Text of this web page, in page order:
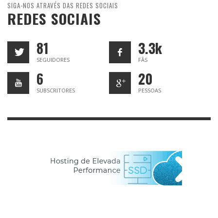
SIGA-NOS ATRAVÉS DAS REDES SOCIAIS
REDES SOCIAIS
81
SEGUIDORES
3.3k
FÃS
6
SUBSCRITORES
20
PESSOAS